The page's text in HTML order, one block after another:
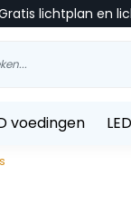
lichtplan en
voedingen